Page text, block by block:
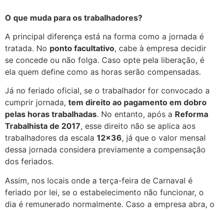
O que muda para os trabalhadores?
A principal diferença está na forma como a jornada é
tratada. No ponto facultativo, cabe à empresa decidir
se concede ou não folga. Caso opte pela liberação, é
ela quem define como as horas serão compensadas.
Já no feriado oficial, se o trabalhador for convocado a
cumprir jornada, tem direito ao pagamento em dobro
pelas horas trabalhadas. No entanto, após a Reforma
Trabalhista de 2017, esse direito não se aplica aos
trabalhadores da escala 12×36, já que o valor mensal
dessa jornada considera previamente a compensação
dos feriados.
Assim, nos locais onde a terça-feira de Carnaval é
feriado por lei, se o estabelecimento não funcionar, o
dia é remunerado normalmente. Caso a empresa abra, o